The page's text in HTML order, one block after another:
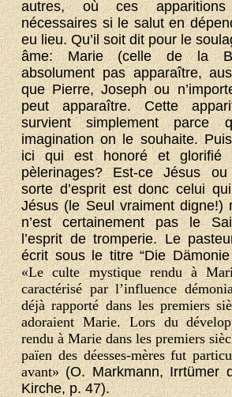
autres, où ces
nécessaires si le salut en
eu lieu. Qu’il soit dit pour le
âme: Marie (celle de la
absolument pas apparaître,
que Pierre, Joseph ou
peut apparaître. Cette
survient simplement parce
imagination on le souhaite.
ici qui est honoré et glorifié
pèlerinages? Est-ce Jésus
sorte d’esprit est donc celui
Jésus (le Seul vraiment digne!)
n’est certainement pas le
l’esprit de tromperie. Le
écrit sous le titre “Die
«Le culte mystique rendu à
caractérisé par l’influence
déjà rapporté dans les premiers
adoraient Marie. Lors du
rendu à Marie dans les premiers
païen des déesses-mères fut
avant»(O. Markmann, Irrtümer
Kirche, p. 47).